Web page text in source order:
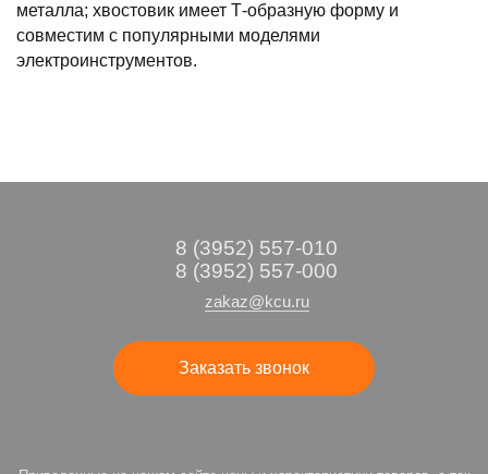
металла; хвостовик имеет Т-образную форму и
совместим с популярными моделями
электроинструментов.
8 (3952) 557-010
8 (3952) 557-000
zakaz@kcu.ru
Заказать звонок